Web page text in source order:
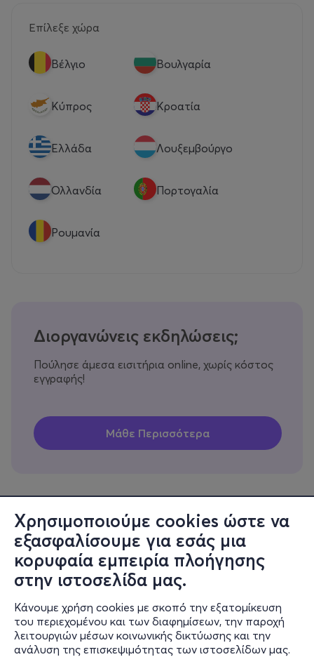
Χρησιμοποιούμε cookies ώστε να
εξασφαλίσουμε για εσάς μια
κορυφαία εμπειρία πλοήγησης
στην ιστοσελίδα μας.
Κάνουμε χρήση cookies με σκοπό την εξατομίκευση
του περιεχομένου και των διαφημίσεων, την παροχή
λειτουργιών μέσων κοινωνικής δικτύωσης και την
ανάλυση της επισκεψιμότητας των ιστοσελίδων μας.
Επίλεξε χώρα
Βέλγιο Βουλγαρία
Κύπρος Κροατία
Eλλάδα Λουξεμβούργο
Ολλανδία Πορτογαλία
Ρουμανία
Διοργανώνεις εκδηλώσεις;
Πούλησε άμεσα εισιτήρια online, χωρίς κόστος
εγγραφής!
Πληροφορίες
Υποστήριξη
Stay Connected